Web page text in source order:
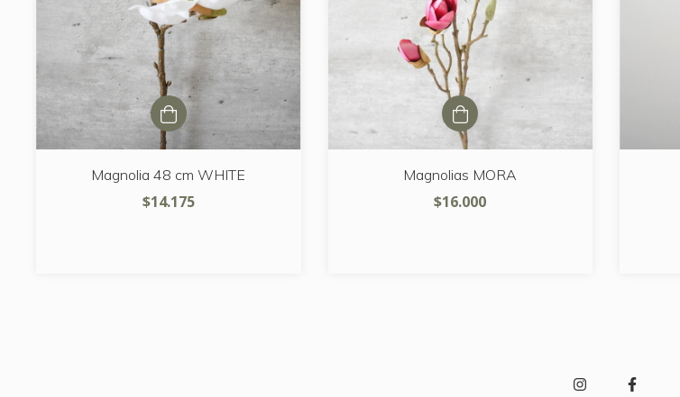
Magnolia 48 cm WHITE
$14.175
Magnolias MORA
$16.000